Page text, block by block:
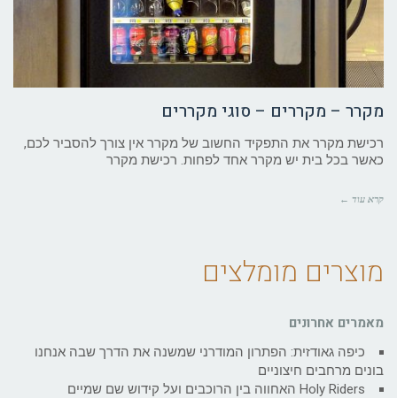
מקרר – מקררים – סוגי מקררים
רכישת מקרר את התפקיד החשוב של מקרר אין צורך להסביר לכם,
כאשר בכל בית יש מקרר אחד לפחות. רכישת מקרר
קרא עוד ←
מוצרים מומלצים
מאמרים אחרונים
כיפה גאודזית: הפתרון המודרני שמשנה את הדרך שבה אנחנו
בונים מרחבים חיצוניים
Holy Riders האחווה בין הרוכבים ועל קידוש שם שמיים